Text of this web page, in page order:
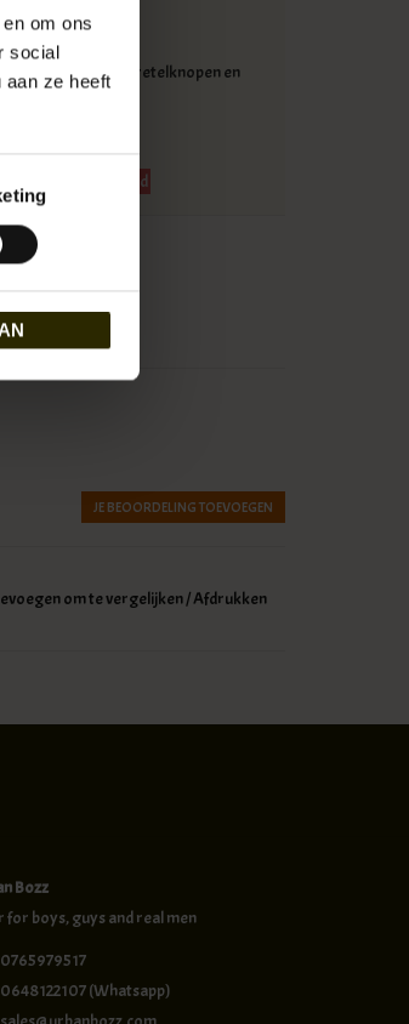
om ons
social
aan ze heeft
de bovenzijde, bretelknopen en
Fishtail Trousers
niet op voorraad
JE BEOORDELING TOEVOEGEN
om te vergelijken/Afdrukken
Bozz
for boys, guys and real men
0765979517
0648122107(Whatsapp)